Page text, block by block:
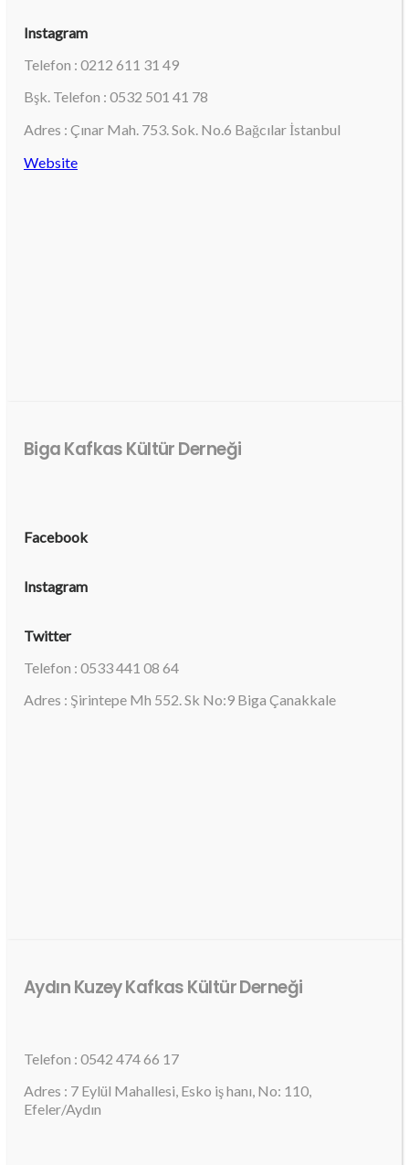
Instagram
Telefon : 0212 611 31 49
Bşk. Telefon : 0532 501 41 78
Adres : Çınar Mah. 753. Sok. No.6 Bağcılar İstanbul
Website
Biga Kafkas Kültür Derneği
Facebook
Instagram
Twitter
Telefon : 0533 441 08 64
Adres : Şirintepe Mh 552. Sk No:9 Biga Çanakkale
Aydın Kuzey Kafkas Kültür Derneği
Telefon : 0542 474 66 17
Adres : 7 Eylül Mahallesi, Esko iş hanı, No: 110,
Efeler/Aydın